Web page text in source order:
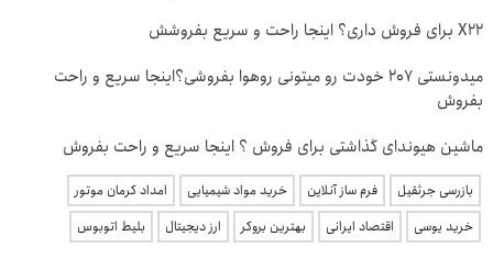
X22 برای فروش داری؟ اینجا راحت و سریع بفروشش
میدونستی 207 خودت رو میتونی روهوا بفروشی؟اینجا سریع و راحت
بفروش
ماشین هیوندای گذاشتی برای فروش ؟ اینجا سریع و راحت بفروش
بازرسی جرثقیل فرم ساز آنلاین خرید مواد شیمیایی
امداد کرمان موتور
خرید یوسی
اقتصاد ایرانی بهترین بروکر ارز دیجیتال بلیط اتوبوس